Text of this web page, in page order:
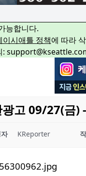
능합니다.
이시애틀 정책에 따라
:
고 09/27(금)
KReporter